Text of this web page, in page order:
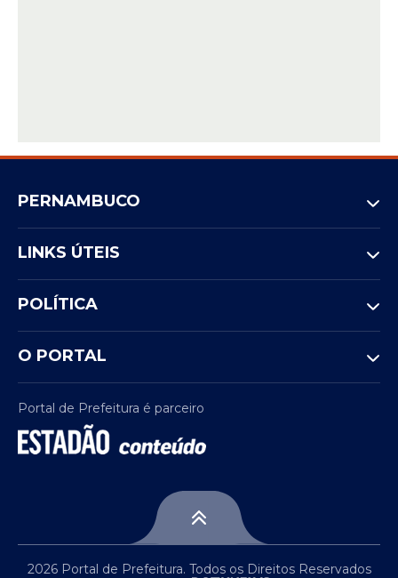
PERNAMBUCO
LINKS ÚTEIS
POLÍTICA
O PORTAL
Portal de Prefeitura é parceiro
2026 Portal de Prefeitura. Todos os Direitos Reservados